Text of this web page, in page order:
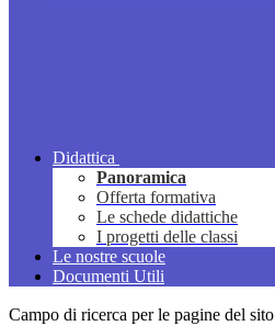
Didattica
Panoramica
Offerta formativa
Le schede didattiche
I progetti delle classi
Le nostre scuole
Documenti Utili
Campo di ricerca per le pagine del sito